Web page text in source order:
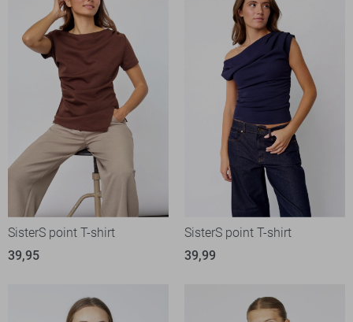
SisterS point T-shirt
39,95
SisterS point T-shirt
39,99